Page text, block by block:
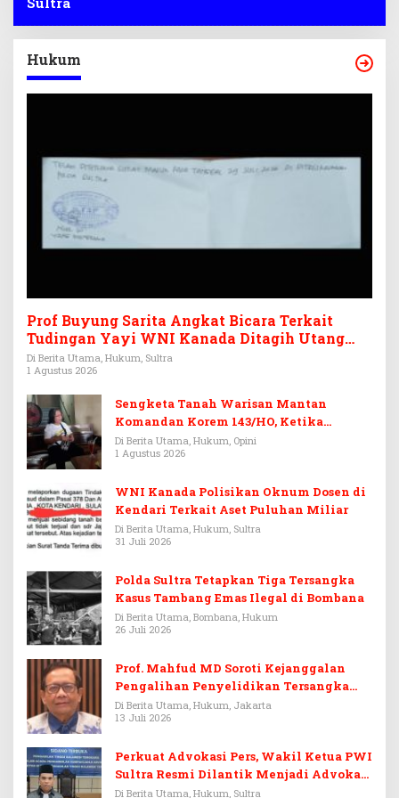
Hukum
Prof Buyung Sarita Angkat Bicara Terkait
Tudingan Yayi WNI Kanada Ditagih Utang
Rp3,6 Miliar
Di Berita Utama, Hukum, Sultra
1 Agustus 2026
Sengketa Tanah Warisan Mantan
Komandan Korem 143/HO, Ketika
Warisan Menjadi Arena Pemerasan
Di Berita Utama, Hukum, Opini
1 Agustus 2026
WNI Kanada Polisikan Oknum Dosen di
Kendari Terkait Aset Puluhan Miliar
Di Berita Utama, Hukum, Sultra
31 Juli 2026
Polda Sultra Tetapkan Tiga Tersangka
Kasus Tambang Emas Ilegal di Bombana
Di Berita Utama, Bombana, Hukum
26 Juli 2026
Prof. Mahfud MD Soroti Kejanggalan
Pengalihan Penyelidikan Tersangka
Febrie Adriansyah
Di Berita Utama, Hukum, Jakarta
13 Juli 2026
Perkuat Advokasi Pers, Wakil Ketua PWI
Sultra Resmi Dilantik Menjadi Advokat
PERADI
Di Berita Utama, Hukum, Sultra